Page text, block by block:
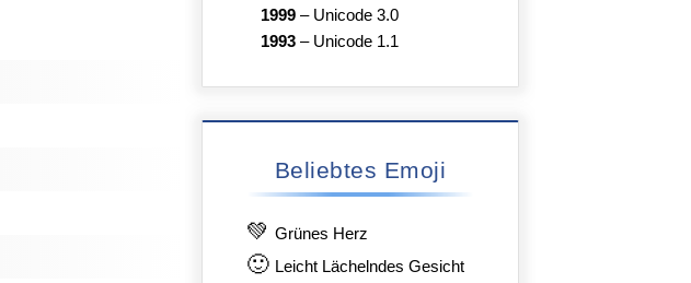
1999 – Unicode 3.0
1993 – Unicode 1.1
Beliebtes Emoji
💚 Grünes Herz
🙂 Leicht Lächelndes Gesicht